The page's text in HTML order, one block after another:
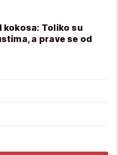
Toliko su
a prave se od